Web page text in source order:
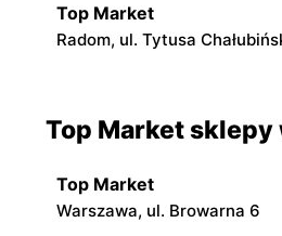
Top Market
Radom, ul. Tytusa
Top Market
Top Market
Warszawa, ul. Browarna 6